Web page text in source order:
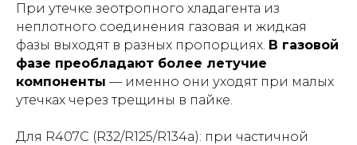
При утечке зеотропного хладагента из
неплотного соединения газовая и жидкая
фазы выходят в разных пропорциях. В газовой
фазе преобладают более летучие
компоненты — именно они уходят при малых
утечках через трещины в пайке.
Для R407C (R32/R125/R134a): при частичной